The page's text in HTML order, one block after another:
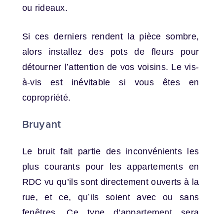
ou rideaux.
Si ces derniers rendent la pièce sombre,
alors installez des pots de fleurs pour
détourner l’attention de vos voisins. Le vis-
à-vis est inévitable si vous êtes en
copropriété.
Bruyant
Le bruit fait partie des inconvénients les
plus courants pour les appartements en
RDC vu qu’ils sont directement ouverts à la
rue, et ce, qu’ils soient avec ou sans